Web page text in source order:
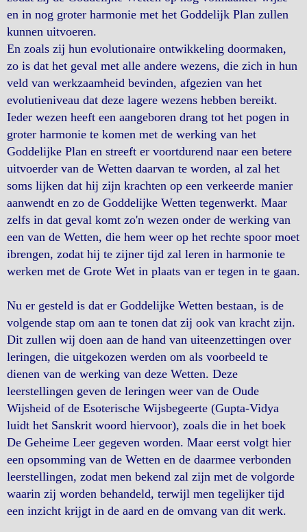
en in nog groter harmonie met het Goddelijk Plan zullen
kunnen uitvoeren.
En zoals zij hun evolutionaire ontwikkeling doormaken,
zo is dat het geval met alle andere wezens, die zich in hun
veld van werkzaamheid bevinden, afgezien van het
evolutieniveau dat deze lagere wezens hebben bereikt.
Ieder wezen heeft een aangeboren drang tot het pogen in
groter harmonie te komen met de werking van het
Goddelijke Plan en streeft er voortdurend naar een betere
uitvoerder van de Wetten daarvan te worden, al zal het
soms lijken dat hij zijn krachten op een verkeerde manier
aanwendt en zo de Goddelijke Wetten tegenwerkt. Maar
zelfs in dat geval komt zo'n wezen onder de werking van
een van de Wetten, die hem weer op het rechte spoor moet
ibrengen, zodat hij te zijner tijd zal leren in harmonie te
werken met de Grote Wet in plaats van er tegen in te gaan.
Nu er gesteld is dat er Goddelijke Wetten bestaan, is de
volgende stap om aan te tonen dat zij ook van kracht zijn.
Dit zullen wij doen aan de hand van uiteenzettingen over
leringen, die uitgekozen werden om als voorbeeld te
dienen van de werking van deze Wetten. Deze
leerstellingen geven de leringen weer van de Oude
Wijsheid of de Esoterische Wijsbegeerte (Gupta-Vidya
luidt het Sanskrit woord hiervoor), zoals die in het boek
De Geheime Leer gegeven worden. Maar eerst volgt hier
een opsomming van de Wetten en de daarmee verbonden
leerstellingen, zodat men bekend zal zijn met de volgorde
waarin zij worden behandeld, terwijl men tegelijker tijd
een inzicht krijgt in de aard en de omvang van dit werk.